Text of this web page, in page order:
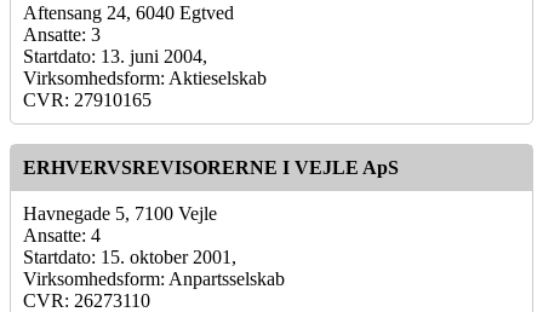
Aftensang 24, 6040 Egtved
Ansatte: 3
Startdato: 13. juni 2004,
Virksomhedsform: Aktieselskab
CVR: 27910165
ERHVERVSREVISORERNE I VEJLE ApS
Havnegade 5, 7100 Vejle
Ansatte: 4
Startdato: 15. oktober 2001,
Virksomhedsform: Anpartsselskab
CVR: 26273110